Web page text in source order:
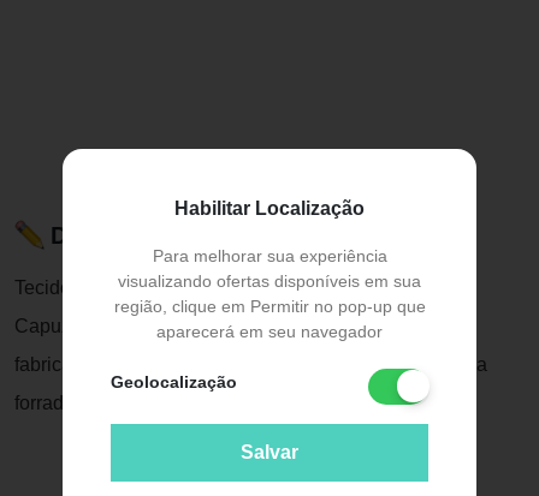
Habilitar Localização
Para melhorar sua experiência
visualizando ofertas disponíveis em sua
região, clique em Permitir no pop-up que
aparecerá em seu navegador
Geolocalização
Salvar
Descrição do Produto
Tecido: 100% algodão , Composição: Tecido de felpa ,
Capuz bordado , Forro de fralda, Garantia: Defeito de
fabricação, Conteúdo da embalagem: 01 toalha felpuda
forrada e c/ capuz 90cm x 70cm Produto bordado